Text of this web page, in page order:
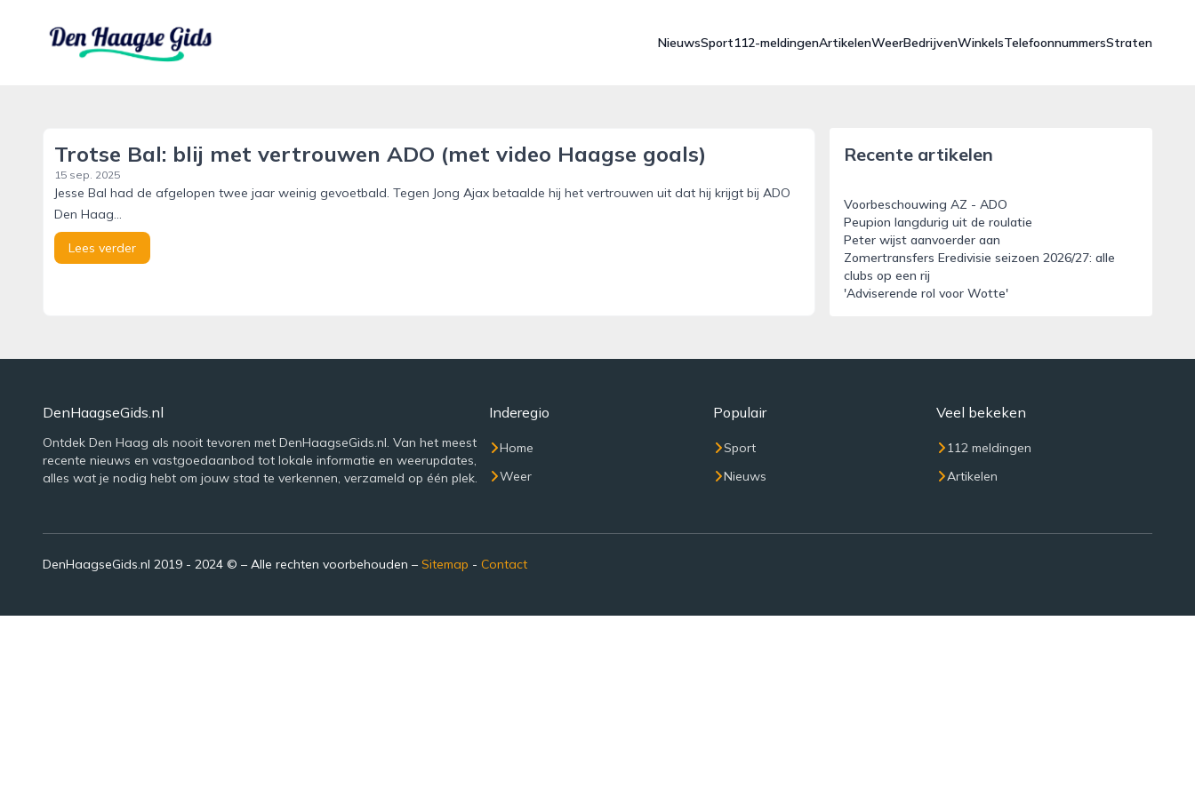
denhaagsegids.nl
NieuwsSport112-meldingenArtikelenWeerBedrijvenWinkelsTelefoonnummersStraten
Trotse Bal: blij met vertrouwen ADO (met video Haagse goals)
15 sep. 2025
Jesse Bal had de afgelopen twee jaar weinig gevoetbald. Tegen Jong Ajax betaalde hij het vertrouwen uit dat hij krijgt bij ADO
Den Haag...
Lees verder
Recente artikelen
Voorbeschouwing AZ - ADO
Peupion langdurig uit de roulatie
Peter wijst aanvoerder aan
Zomertransfers Eredivisie seizoen 2026/27: alle
clubs op een rij
'Adviserende rol voor Wotte'
DenHaagseGids.nl
Ontdek Den Haag als nooit tevoren met DenHaagseGids.nl. Van het meest
recente nieuws en vastgoedaanbod tot lokale informatie en weerupdates,
alles wat je nodig hebt om jouw stad te verkennen, verzameld op één plek.
Inderegio
Home
Weer
Populair
Sport
Nieuws
Veel bekeken
112 meldingen
Artikelen
DenHaagseGids.nl 2019 - 2024 © – Alle rechten voorbehouden – Sitemap - Contact